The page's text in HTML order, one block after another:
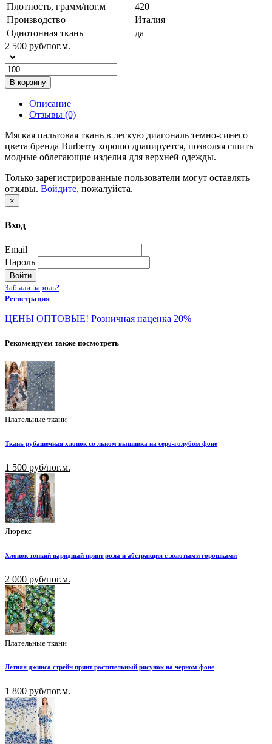
Плотность, грамм/пог.м
420
Производство
Италия
Однотонная ткань
да
2 500 руб/пог.м.
В корзину
Описание
Отзывы (0)
Мягкая пальтовая ткань в легкую диагональ темно-синего
цвета бренда Burberry хорошо драпируется, позволяя сшить
модные облегающие изделия для верхней одежды.
Только зарегистрированные пользователи могут оставлять
отзывы. Войдите, пожалуйста.
×
Вход
Email
Пароль
Войти
Забыли пароль?
Регистрация
ЦЕНЫ ОПТОВЫЕ! Розничная наценка 20%
Рекомендуем также посмотреть
Плательные ткани
Ткань рубашечная хлопок со льном вышивка на серо-голубом фоне
1 500 руб/пог.м.
Люрекс
Хлопок тонкий нарядный принт розы и абстракция с золотыми горошками
2 000 руб/пог.м.
Плательные ткани
Летняя джинса стрейч принт растительный рисунок на черном фоне
1 800 руб/пог.м.